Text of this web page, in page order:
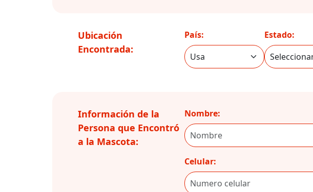
Ubicación
Encontrada:
País: Estado:
Información de la
Persona que Encontró
a la Mascota:
Nombre:
Celular: